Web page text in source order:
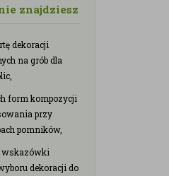
znajdziesz
dekoracji
na grób dla
form kompozycji
przy
pomników,
wskazówki
dekoracji do